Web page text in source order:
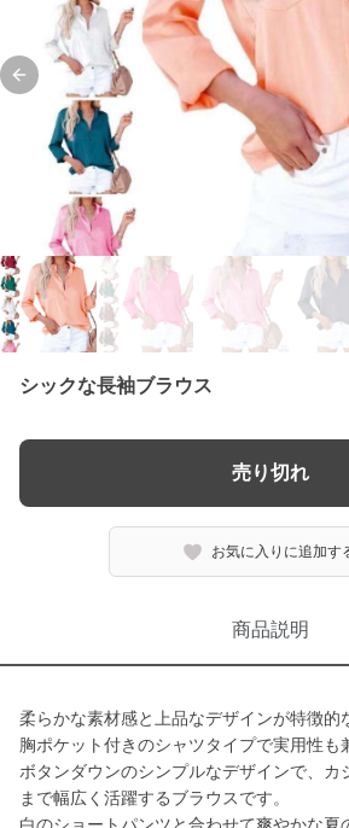
Previous slide
シックな長袖ブラウス
売り切れ
お気に入りに追加す
商品説明
柔らかな素材感と上品なデザインが特徴的
胸ポケット付きのシャツタイプで実用性も
ボタンダウンのシンプルなデザインで、カ
まで幅広く活躍するブラウスです。